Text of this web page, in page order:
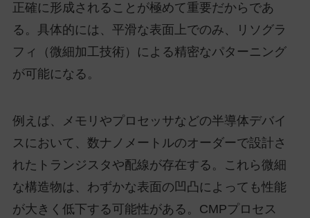
正確に形成されることが極めて重要だからであ
る。具体的には、平滑な表面上でのみ、リソグラ
フィ（微細加工技術）による精密なパターニング
が可能になる。
例えば、メモリやプロセッサなどの半導体デバイ
スにおいて、数ナノメートルのオーダーで設計さ
れたトランジスタや配線が存在する。これら微細
な構造物は、わずかな表面の凹凸によっても性能
が大きく低下する可能性がある。CMPプロセス